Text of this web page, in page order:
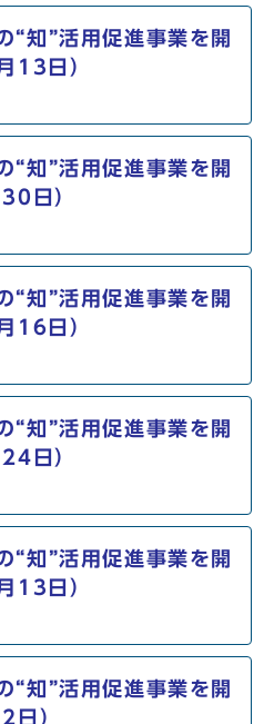
知”活用促進事業を開
13日）
知”活用促進事業を開
日）
知”活用促進事業を開
16日）
知”活用促進事業を開
日）
知”活用促進事業を開
13日）
知”活用促進事業を開
日）